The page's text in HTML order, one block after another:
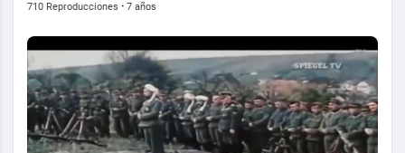
710 Reproducciones · 7 años